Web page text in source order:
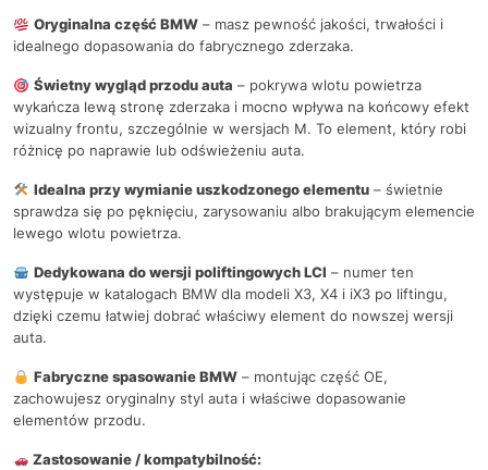
Oryginalna część BMW– masz pewność jakości, trwałości i
idealnego dopasowania do fabrycznego zderzaka.
Świetny wygląd przodu auta – pokrywa wlotu powietrza
wykańcza lewą stronę zderzaka i mocno wpływa na końcowy efekt
wizualny frontu, szczególnie w wersjach M. To element, który robi
różnicę po naprawie lub odświeżeniu auta.
Idealna przy wymianie uszkodzonego elementu– świetnie
sprawdza się po pęknięciu, zarysowaniu albo brakującym elemencie
lewego wlotu powietrza.
Dedykowana do wersji poliftingowych LCI – numer ten
występuje w katalogach BMW dla modeli X3, X4 i iX3 po liftingu,
dzięki czemu łatwiej dobrać właściwy element do nowszej wersji
auta.
Fabryczne spasowanie BMW– montując część OE,
zachowujesz oryginalny styl auta i właściwe dopasowanie
elementów przodu.
Zastosowanie / kompatybilność: